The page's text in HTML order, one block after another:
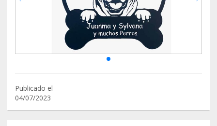
Publicado el
04/07/2023